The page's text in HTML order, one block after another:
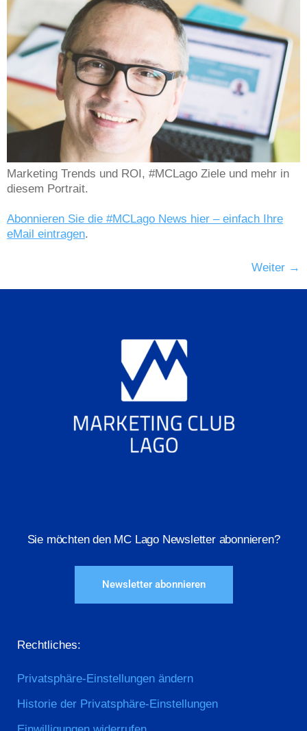
Marketing Trends und ROI, #MCLago Ziele und mehr in
diesem Portrait.
Abonnieren Sie die #MCLago News hier – einfach Ihre
eMail eintragen.
Weiter →
Sie möchten den MC Lago Newsletter abonnieren?
Newsletter abonnieren
Rechtliches:
Privatsphäre-Einstellungen ändern
Historie der Privatsphäre-Einstellungen